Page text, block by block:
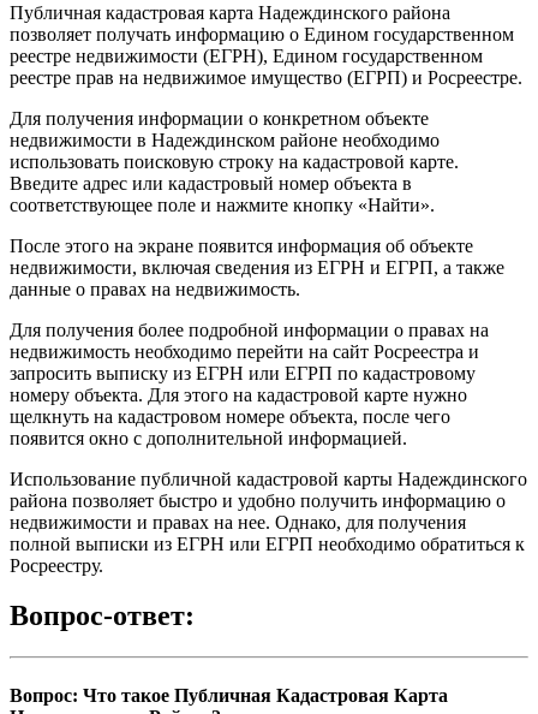
Публичная кадастровая карта Надеждинского района
позволяет получать информацию о Едином государственном
реестре недвижимости (ЕГРН), Едином государственном
реестре прав на недвижимое имущество (ЕГРП) и Росреестре.
Для получения информации о конкретном объекте
недвижимости в Надеждинском районе необходимо
использовать поисковую строку на кадастровой карте.
Введите адрес или кадастровый номер объекта в
соответствующее поле и нажмите кнопку «Найти».
После этого на экране появится информация об объекте
недвижимости, включая сведения из ЕГРН и ЕГРП, а также
данные о правах на недвижимость.
Для получения более подробной информации о правах на
недвижимость необходимо перейти на сайт Росреестра и
запросить выписку из ЕГРН или ЕГРП по кадастровому
номеру объекта. Для этого на кадастровой карте нужно
щелкнуть на кадастровом номере объекта, после чего
появится окно с дополнительной информацией.
Использование публичной кадастровой карты Надеждинского
района позволяет быстро и удобно получить информацию о
недвижимости и правах на нее. Однако, для получения
полной выписки из ЕГРН или ЕГРП необходимо обратиться к
Росреестру.
Вопрос-ответ:
Вопрос: Что такое Публичная Кадастровая Карта